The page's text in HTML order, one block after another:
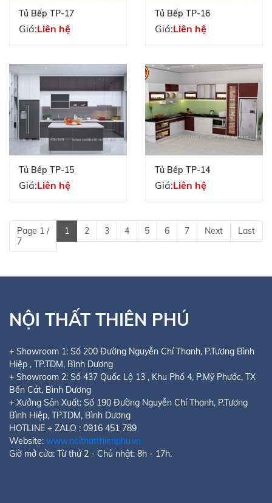
Tủ Bếp TP-17
Giá:Liên hệ
Tủ Bếp TP-16
Giá:Liên hệ
Tủ Bếp TP-15
Giá:Liên hệ
Tủ Bếp TP-14
Giá:Liên hệ
Page 1 /
7
1 2 3 4 5 6 7 Next Last
NỘI THẤT THIÊN PHÚ
+ Showroom 1: Số 200 Đường Nguyễn Chí Thanh, P.Tương Bình
Hiệp , TP.TDM, Bình Dương
+ Showroom 2: Số 437 Quốc Lộ 13 , Khu Phố 4, P.Mỹ Phước, TX
Bến Cát, Bình Dương
+ Xưởng Sản Xuất: Số 190 Đường Nguyễn Chí Thanh, P.Tương
Bình Hiệp, TP.TDM, Bình Dương
HOTLINE + ZALO : 0916 451 789
Website: www.noithatthienphu.vn
Giờ mở cửa: Từ thứ 2 - Chủ nhật: 8h - 17h.